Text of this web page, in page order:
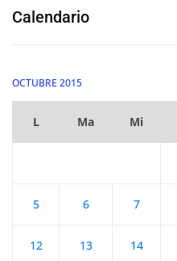
Calendario
OCTUBRE 2015
L Ma Mi
5 6 7
12 13 14